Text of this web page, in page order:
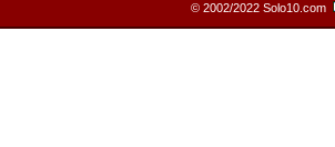
© 2002/2022 Solo10.com